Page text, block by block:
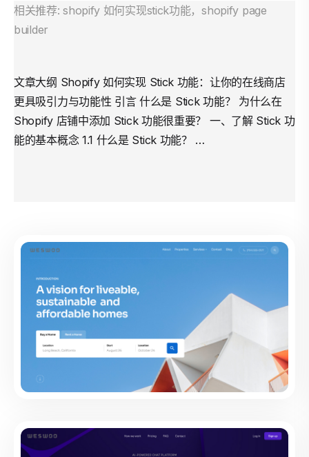
相关推荐: shopify 如何实现stick功能，shopify page
builder
文章大纲 Shopify 如何实现 Stick 功能：让你的在线商店
更具吸引力与功能性 引言 什么是 Stick 功能？ 为什么在
Shopify 店铺中添加 Stick 功能很重要？ 一、了解 Stick 功
能的基本概念 1.1 什么是 Stick 功能？ …